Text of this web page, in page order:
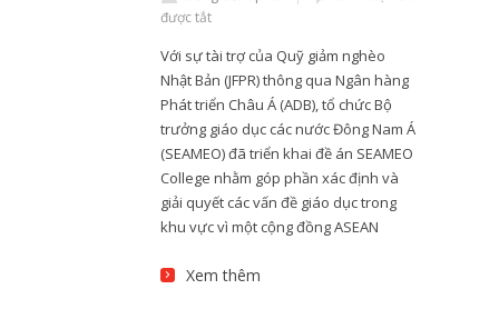
được tắt
Với sự tài trợ của Quỹ giảm nghèo
Nhật Bản (JFPR) thông qua Ngân hàng
Phát triển Châu Á (ADB), tổ chức Bộ
trưởng giáo dục các nước Đông Nam Á
(SEAMEO) đã triển khai đề án SEAMEO
College nhằm góp phần xác định và
giải quyết các vấn đề giáo dục trong
khu vực vì một cộng đồng ASEAN
Xem thêm